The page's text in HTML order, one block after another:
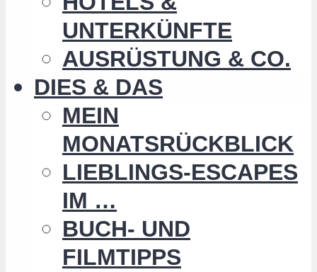
UNTERKÜNFTE
AUSRÜSTUNG & CO.
DIES & DAS
MEIN
MONATSRÜCKBLICK
LIEBLINGS-ESCAPES
IM …
BUCH- UND
FILMTIPPS